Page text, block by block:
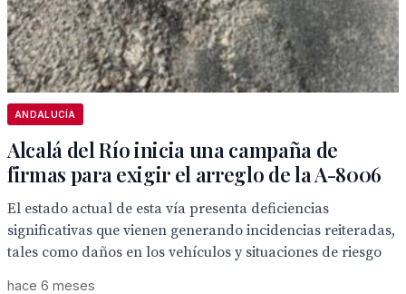
ANDALUCÍA
Alcalá del Río inicia una campaña de
firmas para exigir el arreglo de la A-8006
El estado actual de esta vía presenta deficiencias
significativas que vienen generando incidencias reiteradas,
tales como daños en los vehículos y situaciones de riesgo
hace 6 meses